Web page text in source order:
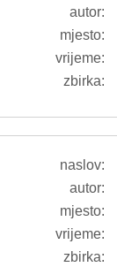
autor:
mjesto:
vrijeme:
zbirka:
naslov:
autor:
mjesto:
vrijeme:
zbirka: